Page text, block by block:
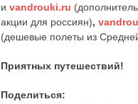
и vandrouki.ru
акции для россиян),
(дешевые полеты из
Приятных путешествий!
Поделиться: